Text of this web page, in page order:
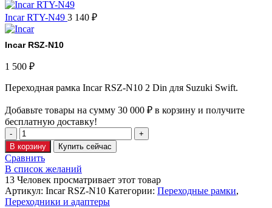
Incar RTY-N49 3 140 ₽
Incar RSZ-N10
1 500 ₽
Переходная рамка Incar RSZ-N10 2 Din для Suzuki Swift.
Добавьте товары на сумму 30 000 ₽ в корзину и получите
бесплатную доставку!
В корзину Купить сейчас
Сравнить
В список желаний
13 Человек просматривает этот товар
Артикул: Incar RSZ-N10 Категории: Переходные рамки,
Переходники и адаптеры